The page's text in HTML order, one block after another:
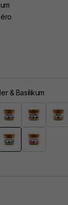
& Basilikum
& Oliven
Gewürze
Makrelen, Orangen &
Muscheln &
& Basilikum
Thunfisch, Koriander
Tintenfisch &